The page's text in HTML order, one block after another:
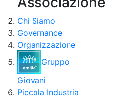
Chi Siamo
Governance
Organizzazione
Gruppo
Giovani
Piccola Industria